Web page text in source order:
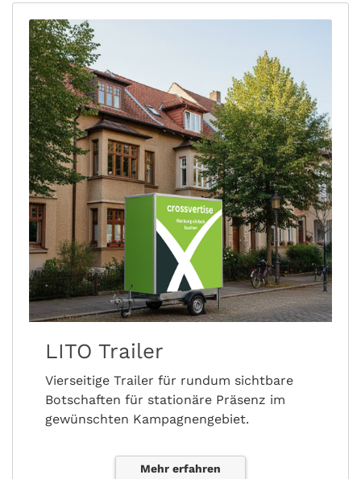
LITO Trailer
Vierseitige Trailer für rundum sichtbare
Botschaften für stationäre Präsenz im
gewünschten Kampagnengebiet.
Mehr erfahren